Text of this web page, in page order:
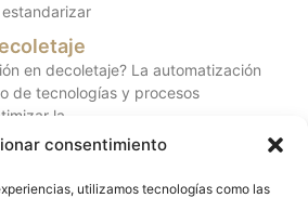
consentimiento
utilizamos tecnologías como las
en decoletaje? La automatización
de tecnologías y procesos
la
Titanio